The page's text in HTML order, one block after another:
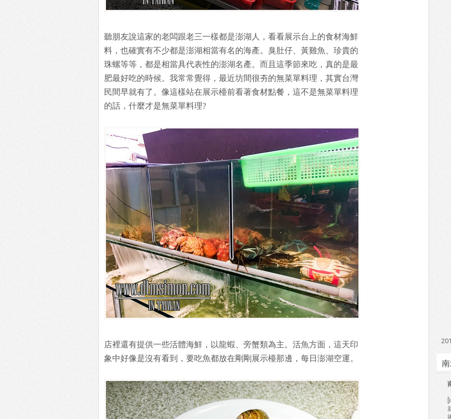
聽朋友說這家的老闆跟老三一樣都是澎湖人，看看展示台上的食材海鮮
料，也確實有不少都是澎湖相當有名的海產。臭肚仔、黃雞魚、珍貴的
珠螺等等，都是相當具代表性的澎湖名產。而且這季節來吃，真的是最
肥最好吃的時候。我常常覺得，最近坊間很夯的無菜單料理，其實台灣
民間早就有了。像這樣站在展示檯前看著食材點餐，這不是無菜單料理
的話，什麼才是無菜單料理?
店裡還有提供一些活體海鮮，以龍蝦、旁蟹類為主。活魚方面，這天印
象中好像是沒有看到，要吃魚都放在剛剛展示檯那邊，每日澎湖空運。